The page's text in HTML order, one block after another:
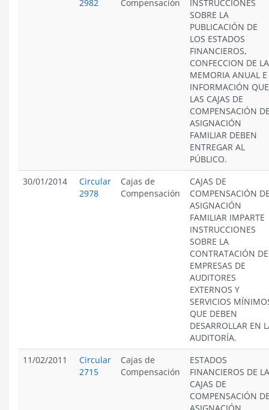
2982
Compensación
INSTRUCCIONES
SOBRE LA
PUBLICACIÓN DE
LOS ESTADOS
FINANCIEROS,
CONFECCION DE LA
MEMORIA ANUAL E
INFORMACIÓN QUE
LAS CAJAS DE
COMPENSACIÓN
ASIGNACIÓN
FAMILIAR DEBEN
ENTREGAR AL
PÚBLICO.
30/01/2014
Circular
2978
Cajas de
Compensación
CAJAS DE
COMPENSACIÓN
ASIGNACIÓN
FAMILIAR IMPARTE
INSTRUCCIONES
SOBRE LA
CONTRATACIÓN DE
EMPRESAS DE
AUDITORES
EXTERNOS Y
SERVICIOS
QUE DEBEN
DESARROLLAR EN
AUDITORÍA.
11/02/2011
Circular
2715
Cajas de
Compensación
ESTADOS
FINANCIEROS DE
CAJAS DE
COMPENSACIÓN